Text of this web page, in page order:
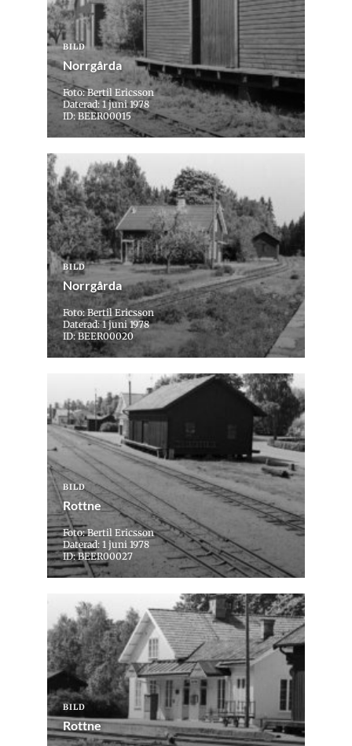
BILD
Norrgårda
Foto: Bertil Ericsson
Daterad: 1 juni 1978
ID: BEER00015
BILD
Norrgårda
Foto: Bertil Ericsson
Daterad: 1 juni 1978
ID: BEER00020
BILD
Rottne
Foto: Bertil Ericsson
Daterad: 1 juni 1978
ID: BEER00027
BILD
Rottne